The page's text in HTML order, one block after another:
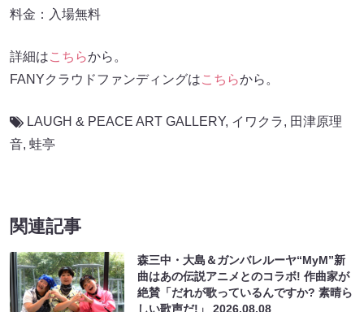
料金：入場無料
詳細はこちらから。
FANYクラウドファンディングはこちらから。
LAUGH & PEACE ART GALLERY, イワクラ, 田津原理
音, 蛙亭
関連記事
森三中・大島＆ガンバレルーヤ“MyM”新
曲はあの伝説アニメとのコラボ! 作曲家が
絶賛「だれが歌っているんですか? 素晴ら
しい歌声だ!」2026.08.08